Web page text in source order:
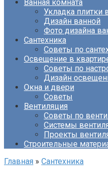
Ванная комната
Укладка плитки
Дизайн ванной
Фото дизайна
Сантехника
Советы по
Освещение в
Советы по
Дизайн
Окна и двери
Советы
Вентиляция
Советы по
Системы
Проекты
Строительные
Главная » Сантехника